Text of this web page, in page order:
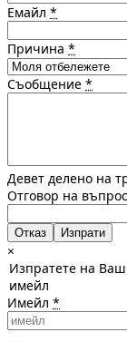
Емайл *
Причина *
Съобщение *
Девет делено на
Отговор на
Отказ
×
Изпратете на
имейл
Имейл *